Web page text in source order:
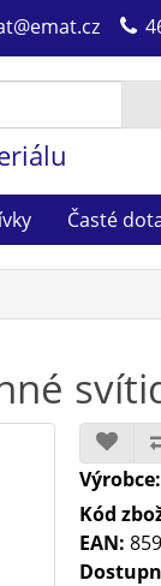
Časté
Výrobce:
Kód
EAN: